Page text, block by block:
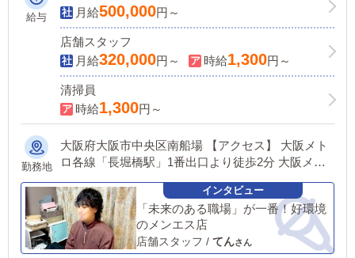
給与
月給500,000円～
店舗スタッフ
月給320,000円～ 時給1,300円～
清掃員
時給1,300円～
勤務地
大阪府大阪市中央区南船場 【アクセス】 大阪メト
ロ各線「長堀橋駅」1番出口より徒歩2分 大阪メト
「未来のある職場」が一番！好環境
のメンエス店
店舗スタッフ / てん